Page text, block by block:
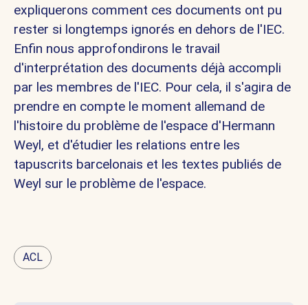
expliquerons comment ces documents ont pu
rester si longtemps ignorés en dehors de l'IEC.
Enﬁn nous approfondirons le travail
d'interprétation des documents déjà accompli
par les membres de l'IEC. Pour cela, il s'agira de
prendre en compte le moment allemand de
l'histoire du problème de l'espace d'Hermann
Weyl, et d'étudier les relations entre les
tapuscrits barcelonais et les textes publiés de
Weyl sur le problème de l'espace.
ACL